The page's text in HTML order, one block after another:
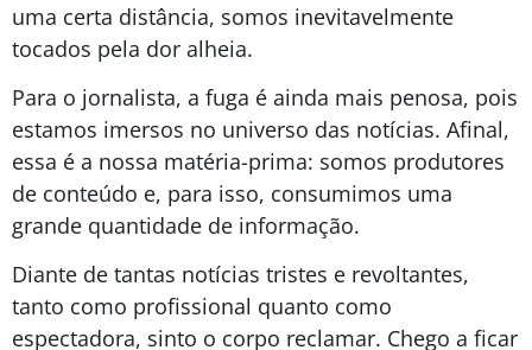
uma certa distância, somos inevitavelmente
tocados pela dor alheia.
Para o jornalista, a fuga é ainda mais penosa, pois
estamos imersos no universo das notícias. Afinal,
essa é a nossa matéria-prima: somos produtores
de conteúdo e, para isso, consumimos uma
grande quantidade de informação.
Diante de tantas notícias tristes e revoltantes,
tanto como profissional quanto como
espectadora, sinto o corpo reclamar. Chego a ficar